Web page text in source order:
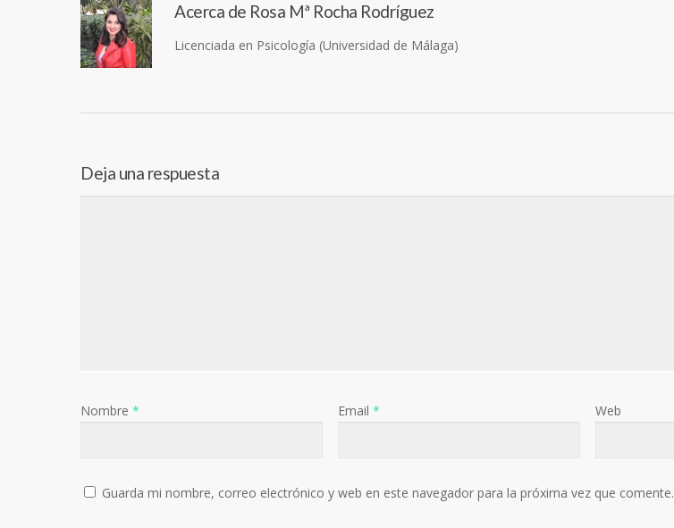
Acerca de Rosa Mª Rocha Rodríguez
Licenciada en Psicología (Universidad de Málaga)
Deja una respuesta
Nombre * Email* Web
Guarda mi nombre, correo electrónico y web en este navegador para la próxima vez que comente.